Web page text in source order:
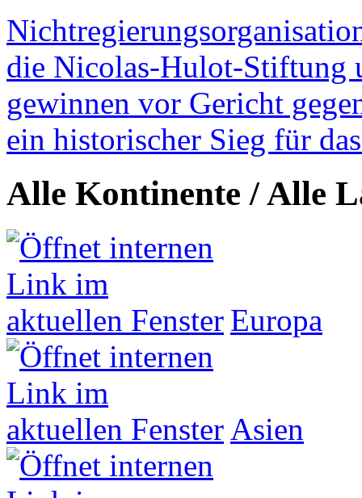
die Nicolas-Hulot-Stiftung
gewinnen vor Gericht
ein historischer Sieg für
Alle Kontinente / Alle
Europa
Asien